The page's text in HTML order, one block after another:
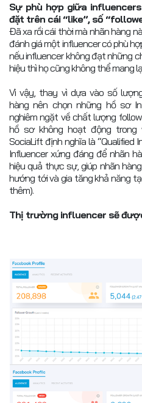
Sự phù hợp giữa
đặt trên cái “like”, số
Đã xa rồi cái thời mà nhãn hàng
đánh giá một influencer có phù
nếu influencer không đạt những
hiệu thì họ cũng không thể mang
Vì vậy, thay vì dựa vào số
hàng nên chọn những hồ sơ
nghiêm ngặt về chất lượng
hồ sơ không hoạt động
SociaLift định nghĩa là “Qualified
Influencer xứng đáng để nhãn
hiệu quả thực sự, giúp nhãn
hướng tới và gia tăng khả năng
thêm).
Thị trường influencer sẽ